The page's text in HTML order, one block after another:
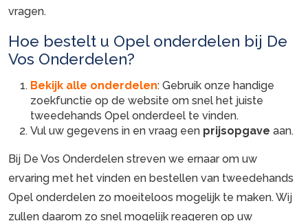
vragen.
Hoe bestelt u Opel onderdelen bij De
Vos Onderdelen?
Bekijk alle onderdelen: Gebruik onze handige
zoekfunctie op de website om snel het juiste
tweedehands Opel onderdeel te vinden.
Vul uw gegevens in en vraag een prijsopgave aan.
Bij De Vos Onderdelen streven we ernaar om uw
ervaring met het vinden en bestellen van tweedehands
Opel onderdelen zo moeiteloos mogelijk te maken. Wij
zullen daarom zo snel mogelijk reageren op uw